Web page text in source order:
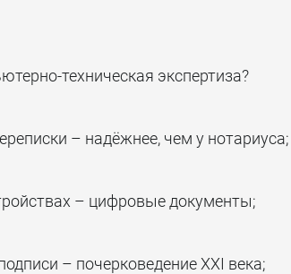
техническая экспертиза?
– надёжнее, чем у нотариуса;
– цифровые документы;
– почерковедение XXI века;